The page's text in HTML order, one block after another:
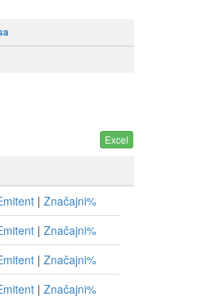
| Značajni%
| Značajni%
| Značajni%
| Značajni%